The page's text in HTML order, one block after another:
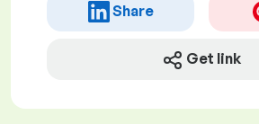
Share
Get link